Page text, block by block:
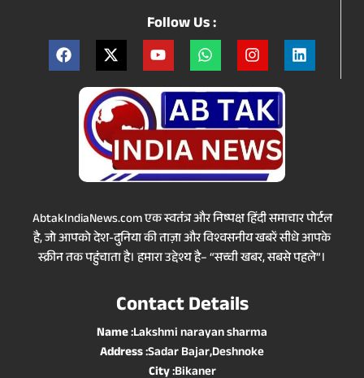
Follow Us :
AbtakIndiaNews.com एक स्वतंत्र और निष्पक्ष हिंदी समाचार पोर्टल
है, जो आपको देश-दुनिया की ताज़ा और विश्वसनीय खबरें सीधे आपके
स्क्रीन तक पहुंचाता है। हमारा उद्देश्य है– “सच्ची खबर, सबसे पहले”।
Contact Details
Name:Lakshmi narayan sharma
Address:Sadar Bajar,Deshnoke
City:Bikaner